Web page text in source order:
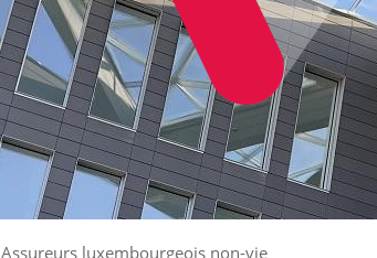
Assureurs luxembourgeois non-vie